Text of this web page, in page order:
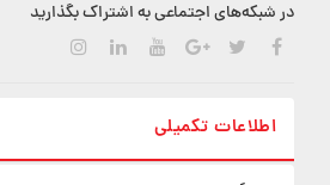
در شبکه‌های اجتماعی به اشتراک بگذارید
اطلاعات تکمیلی